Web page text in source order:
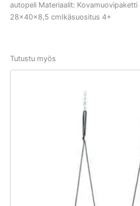
autopeli Materiaalit:
28x40x8,5 cmIkäsuositus 4+
Tutustu myös